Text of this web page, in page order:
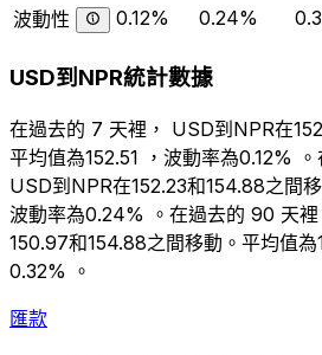
波動性
0.12% 0.24%
USD到NPR統計數據
在過去的 7 天裡， USD到NPR在
平均值為152.51 ，波動率為0.12%
USD到NPR在152.23和154.88之間
波動率為0.24% 。在過去的 90 天
150.97和154.88之間移動。平均值
0.32% 。
匯款